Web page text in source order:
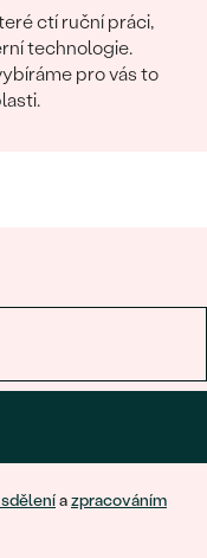
ctí ruční práci,
technologie.
pro vás to
azpracováním